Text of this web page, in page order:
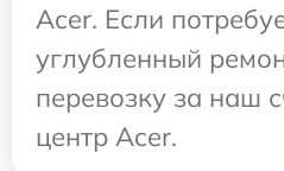
Acer. Если
углубленный
перевозку за наш
центр Acer.